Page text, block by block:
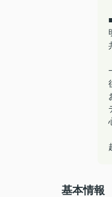
基本情報